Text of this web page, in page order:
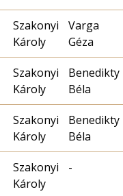
Szakonyi
Károly
Varga
Géza
Szakonyi
Károly
Benedikty
Béla
Szakonyi
Károly
Benedikty
Béla
Szakonyi
Károly
-